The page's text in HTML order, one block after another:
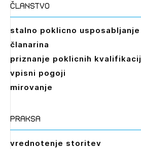
članstvo
stalno poklicno usposabljanje
članarina
priznanje poklicnih kvalifikacij
vpisni pogoji
mirovanje
praksa
vrednotenje storitev